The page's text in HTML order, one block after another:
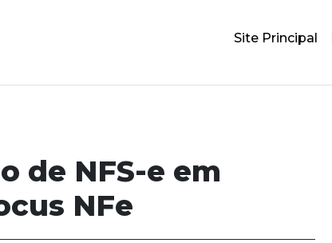
Site Principal
de NFS-e em
NFe